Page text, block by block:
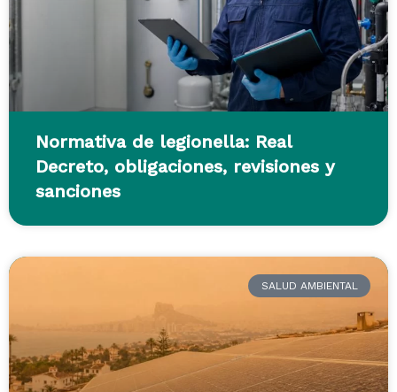
Normativa de legionella: Real
Decreto, obligaciones, revisiones y
sanciones
SALUD AMBIENTAL